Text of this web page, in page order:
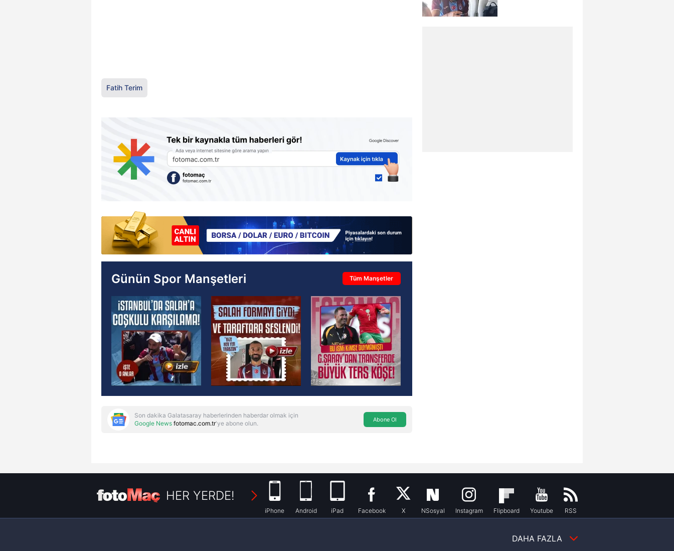
Fatih Terim
Günün Spor Manşetleri Tüm Manşetler
Son dakika Galatasaray haberlerinden haberdar olmak için
Google News fotomac.com.tr'ye abone olun. Abone Ol
HER YERDE!
iPhone Android iPad Facebook X NSosyal Instagram Flipboard Youtube RSS
DAHA FAZLA